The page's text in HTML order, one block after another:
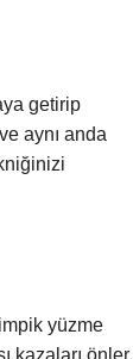
getirip
aynı anda
yüzme
kazaları önler.